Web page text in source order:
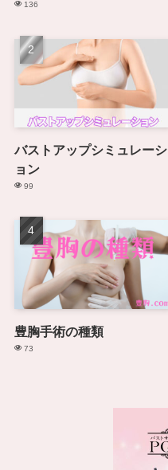
136
バストアップシミュレーシ
ョン
99
豊胸手術の種類
73